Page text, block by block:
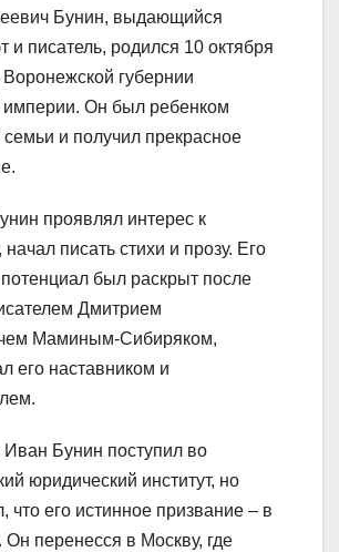
Бунин, выдающийся
и писатель, родился 10 октября
Воронежской губернии
империи. Он был ребенком
семьи и получил прекрасное
проявлял интерес к
начал писать стихи и прозу. Его
был раскрыт после
Дмитрием
Маминым-Сибиряком,
его наставником и
Иван Бунин поступил во
юридический институт, но
что его истинное призвание – в
Он перенесся в Москву, где